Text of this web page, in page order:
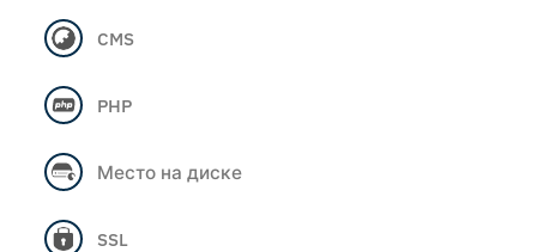
CMS
PHP
Место на диске
SSL